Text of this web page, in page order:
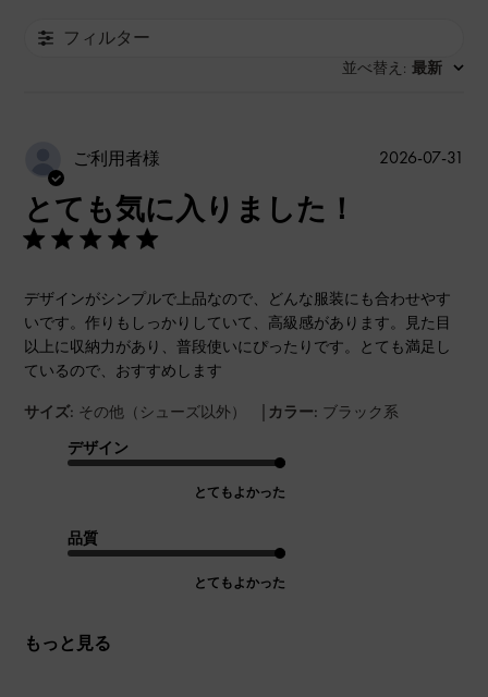
フィルター
並べ替え : 最新
ご利用者様
とても気に入りました！
デザインがシンプルで上品なので、どんな服装にも合わせやす
いです。作りもしっかりしていて、高級感があります。見た目
以上に収納力があり、普段使いにぴったりです。とても満足し
ているので、おすすめします
サイズ: その他（シューズ以外） | カラー: ブラック系
デザイン
とてもよかった
品質
とてもよかった
もっと見る
2026-07-31